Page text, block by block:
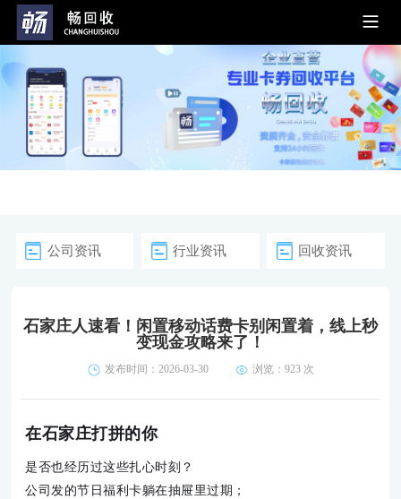
公司资讯 行业资讯 回收资讯
石家庄人速看！闲置移动话费卡别闲置着，线上秒
变现金攻略来了！
发布时间：2026-03-30 浏览： 923 次
在石家庄打拼的你
是否也经历过这些扎心时刻？
公司发的节日福利卡躺在抽屉里过期；